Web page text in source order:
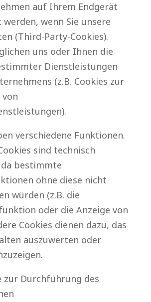
auf Ihrem Endgerät
wenn Sie unsere
(Third-Party-Cookies).
uns oder Ihnen die
Dienstleistungen
(z.B. Cookies zur
verschiedene Funktionen.
sind technisch
bestimmte
ohne diese nicht
würden (z.B. die
oder die Anzeige von
Cookies dienen dazu, das
auszuwerten oder
zur Durchführung des